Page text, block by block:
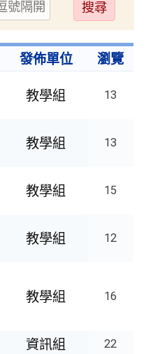
出
發佈單位 瀏覽
教學組 13
教學組 13
教學組 15
教學組 12
教學組 16
資訊組 22